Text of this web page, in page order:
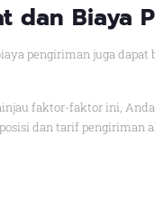
dan Biaya
pengiriman juga
faktor-faktor ini,
dan tarif pengiriman